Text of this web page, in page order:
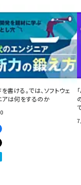
書ける。では、ソフトウェ
アは何をするのか